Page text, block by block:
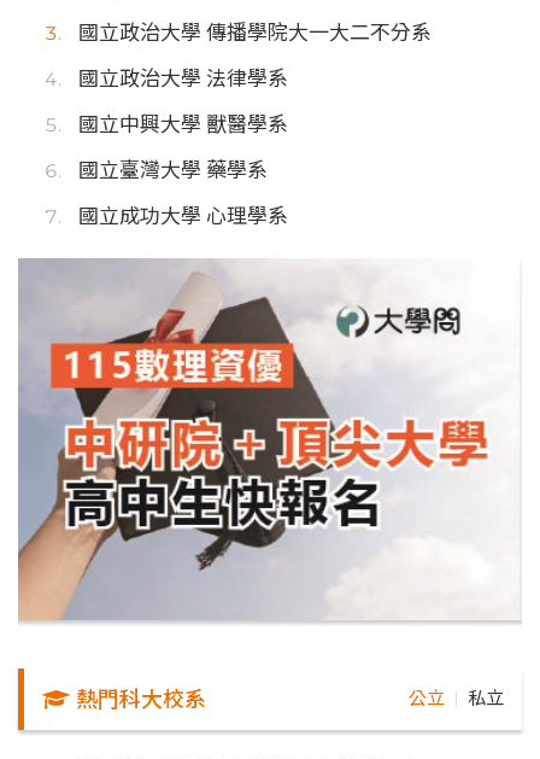
國立政治大學 傳播學院大一大二不分系
國立政治大學 法律學系
國立中興大學 獸醫學系
國立臺灣大學 藥學系
國立成功大學 心理學系
熱門科大校系 公立 私立